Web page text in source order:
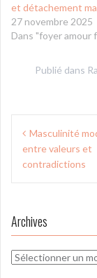
et détachement
27 novembre 2025
Dans "foyer amour
Publié dans
Navigation
de
l’article
Masculinité
entre valeurs et
contradictions
Archives
Archives